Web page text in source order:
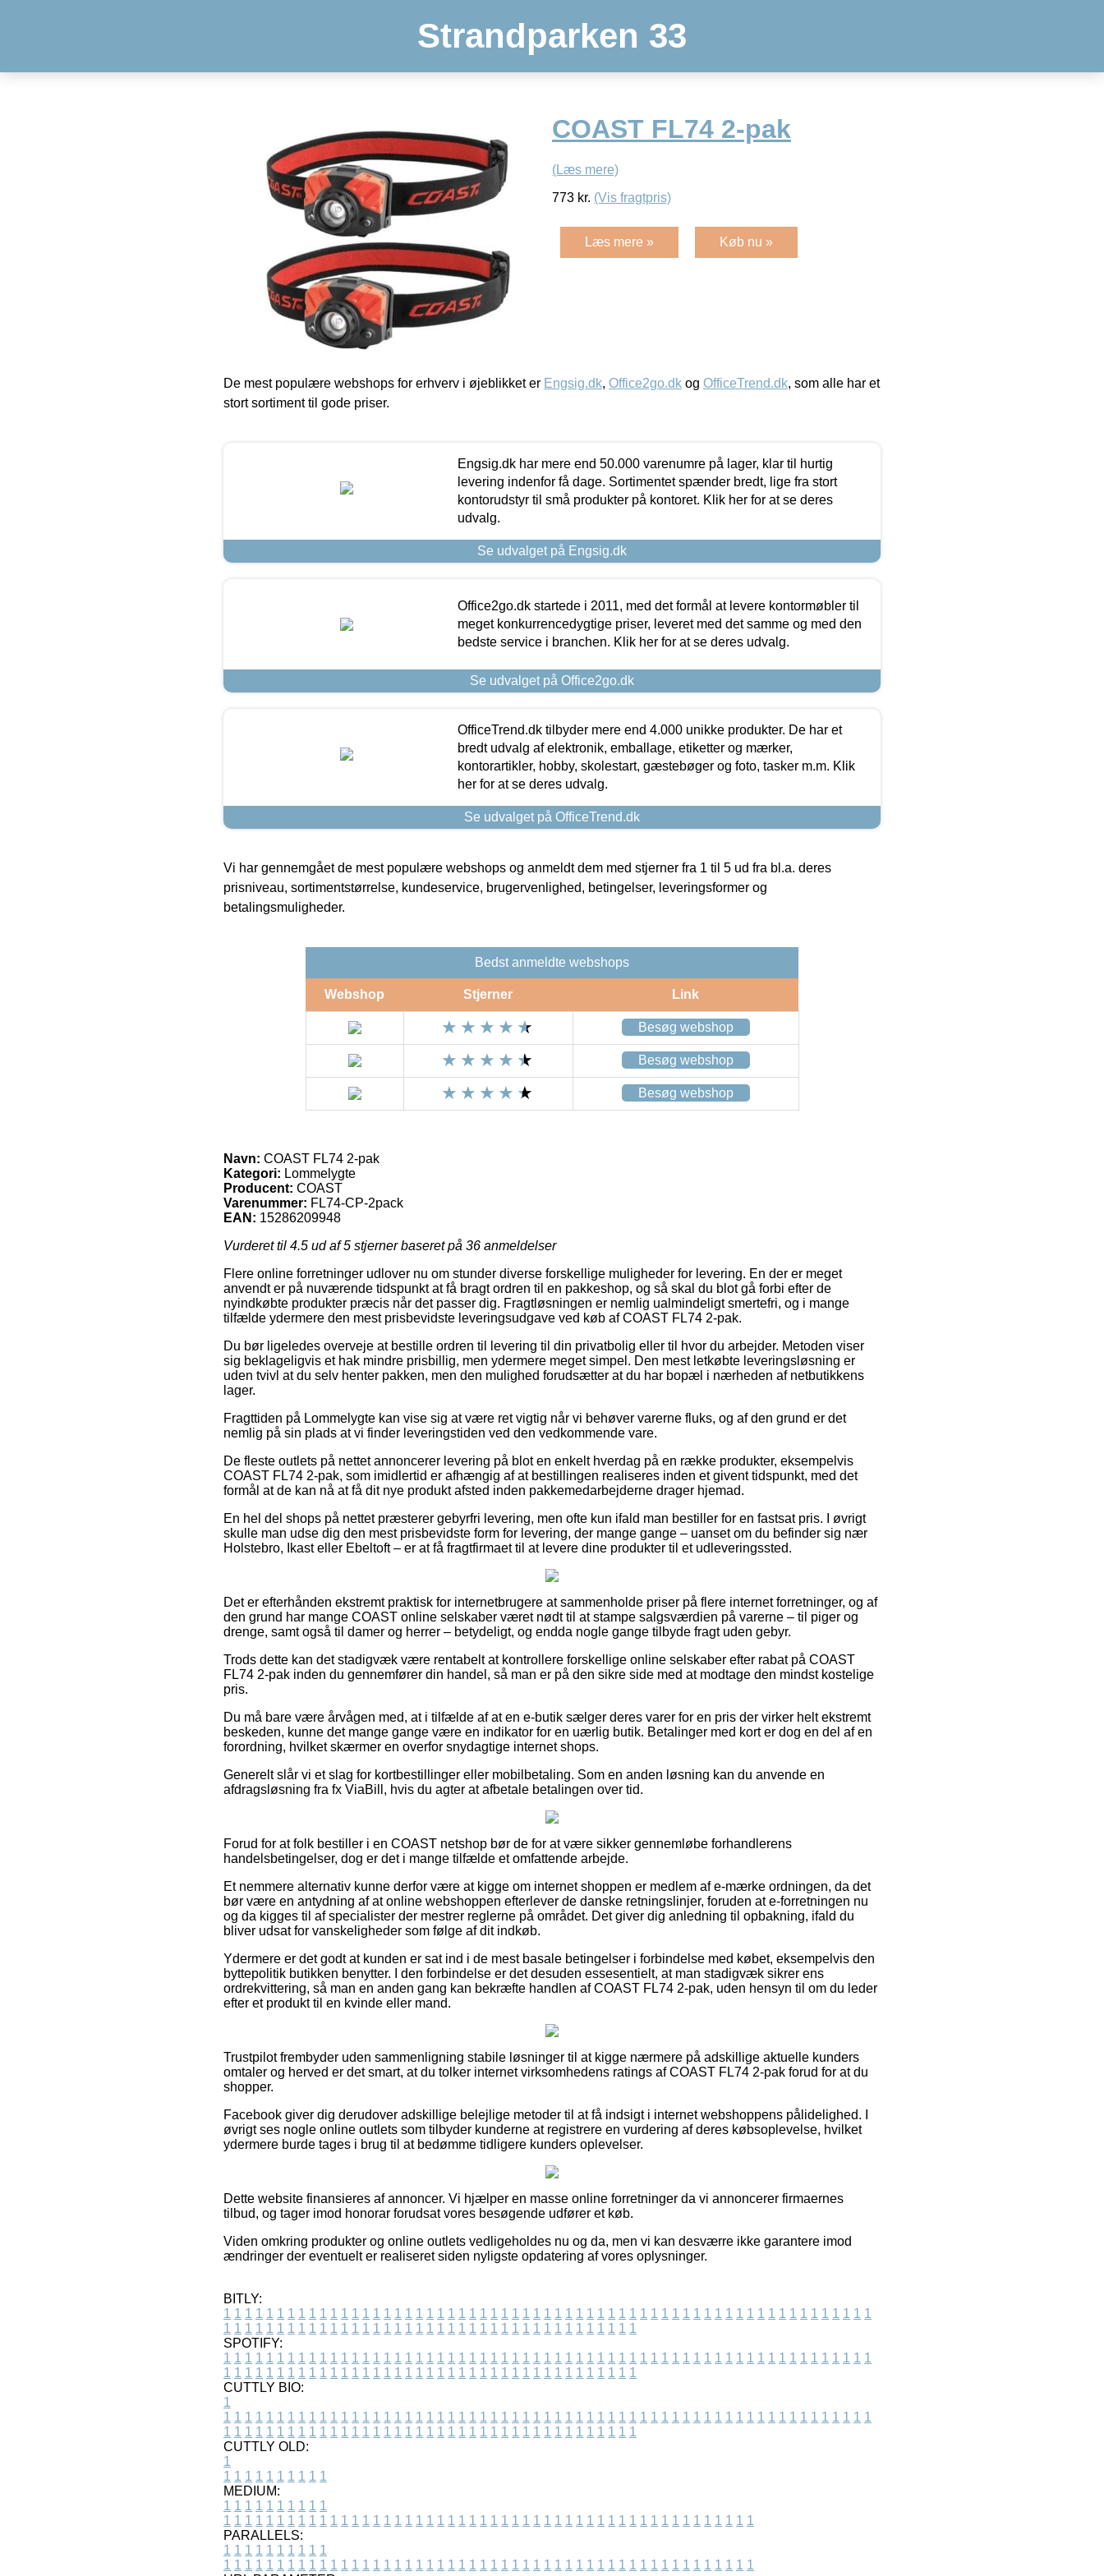
Strandparken 33
COAST FL74 2-pak
(Læs mere)
773 kr. (Vis fragtpris)
Læs mere » Køb nu »
De mest populære webshops for erhverv i øjeblikket er Engsig.dk, Office2go.dk og OfficeTrend.dk, som alle har et
stort sortiment til gode priser.
Engsig.dk har mere end 50.000 varenumre på lager, klar til hurtig
levering indenfor få dage. Sortimentet spænder bredt, lige fra stort
kontorudstyr til små produkter på kontoret. Klik her for at se deres
udvalg.
Se udvalget på Engsig.dk
Office2go.dk startede i 2011, med det formål at levere kontormøbler til
meget konkurrencedygtige priser, leveret med det samme og med den
bedste service i branchen. Klik her for at se deres udvalg.
Se udvalget på Office2go.dk
OfficeTrend.dk tilbyder mere end 4.000 unikke produkter. De har et
bredt udvalg af elektronik, emballage, etiketter og mærker,
kontorartikler, hobby, skolestart, gæstebøger og foto, tasker m.m. Klik
her for at se deres udvalg.
Se udvalget på OfficeTrend.dk
Vi har gennemgået de mest populære webshops og anmeldt dem med stjerner fra 1 til 5 ud fra bl.a. deres
prisniveau, sortimentstørrelse, kundeservice, brugervenlighed, betingelser, leveringsformer og
betalingsmuligheder.
Bedst anmeldte webshops
Webshop Stjerner Link
Besøg webshop
Besøg webshop
Besøg webshop
Navn: COAST FL74 2-pak
Kategori: Lommelygte
Producent: COAST
Varenummer: FL74-CP-2pack
EAN: 15286209948
Vurderet til 4.5 ud af 5 stjerner baseret på 36 anmeldelser
Flere online forretninger udlover nu om stunder diverse forskellige muligheder for levering. En der er meget
anvendt er på nuværende tidspunkt at få bragt ordren til en pakkeshop, og så skal du blot gå forbi efter de
nyindkøbte produkter præcis når det passer dig. Fragtløsningen er nemlig ualmindeligt smertefri, og i mange
tilfælde ydermere den mest prisbevidste leveringsudgave ved køb af COAST FL74 2-pak.
Du bør ligeledes overveje at bestille ordren til levering til din privatbolig eller til hvor du arbejder. Metoden viser
sig beklageligvis et hak mindre prisbillig, men ydermere meget simpel. Den mest letkøbte leveringsløsning er
uden tvivl at du selv henter pakken, men den mulighed forudsætter at du har bopæl i nærheden af netbutikkens
lager.
Fragttiden på Lommelygte kan vise sig at være ret vigtig når vi behøver varerne fluks, og af den grund er det
nemlig på sin plads at vi finder leveringstiden ved den vedkommende vare.
De fleste outlets på nettet annoncerer levering på blot en enkelt hverdag på en række produkter, eksempelvis
COAST FL74 2-pak, som imidlertid er afhængig af at bestillingen realiseres inden et givent tidspunkt, med det
formål at de kan nå at få dit nye produkt afsted inden pakkemedarbejderne drager hjemad.
En hel del shops på nettet præsterer gebyrfri levering, men ofte kun ifald man bestiller for en fastsat pris. I øvrigt
skulle man udse dig den mest prisbevidste form for levering, der mange gange – uanset om du befinder sig nær
Holstebro, Ikast eller Ebeltoft – er at få fragtfirmaet til at levere dine produkter til et udleveringssted.
Det er efterhånden ekstremt praktisk for internetbrugere at sammenholde priser på flere internet forretninger, og af
den grund har mange COAST online selskaber været nødt til at stampe salgsværdien på varerne – til piger og
drenge, samt også til damer og herrer – betydeligt, og endda nogle gange tilbyde fragt uden gebyr.
Trods dette kan det stadigvæk være rentabelt at kontrollere forskellige online selskaber efter rabat på COAST
FL74 2-pak inden du gennemfører din handel, så man er på den sikre side med at modtage den mindst kostelige
pris.
Du må bare være årvågen med, at i tilfælde af at en e-butik sælger deres varer for en pris der virker helt ekstremt
beskeden, kunne det mange gange være en indikator for en uærlig butik. Betalinger med kort er dog en del af en
forordning, hvilket skærmer en overfor snydagtige internet shops.
Generelt slår vi et slag for kortbestillinger eller mobilbetaling. Som en anden løsning kan du anvende en
afdragsløsning fra fx ViaBill, hvis du agter at afbetale betalingen over tid.
Forud for at folk bestiller i en COAST netshop bør de for at være sikker gennemløbe forhandlerens
handelsbetingelser, dog er det i mange tilfælde et omfattende arbejde.
Et nemmere alternativ kunne derfor være at kigge om internet shoppen er medlem af e-mærke ordningen, da det
bør være en antydning af at online webshoppen efterlever de danske retningslinjer, foruden at e-forretningen nu
og da kigges til af specialister der mestrer reglerne på området. Det giver dig anledning til opbakning, ifald du
bliver udsat for vanskeligheder som følge af dit indkøb.
Ydermere er det godt at kunden er sat ind i de mest basale betingelser i forbindelse med købet, eksempelvis den
byttepolitik butikken benytter. I den forbindelse er det desuden essesentielt, at man stadigvæk sikrer ens
ordrekvittering, så man en anden gang kan bekræfte handlen af COAST FL74 2-pak, uden hensyn til om du leder
efter et produkt til en kvinde eller mand.
Trustpilot frembyder uden sammenligning stabile løsninger til at kigge nærmere på adskillige aktuelle kunders
omtaler og herved er det smart, at du tolker internet virksomhedens ratings af COAST FL74 2-pak forud for at du
shopper.
Facebook giver dig derudover adskillige belejlige metoder til at få indsigt i internet webshoppens pålidelighed. I
øvrigt ses nogle online outlets som tilbyder kunderne at registrere en vurdering af deres købsoplevelse, hvilket
ydermere burde tages i brug til at bedømme tidligere kunders oplevelser.
Dette website finansieres af annoncer. Vi hjælper en masse online forretninger da vi annoncerer firmaernes
tilbud, og tager imod honorar forudsat vores besøgende udfører et køb.
Viden omkring produkter og online outlets vedligeholdes nu og da, men vi kan desværre ikke garantere imod
ændringer der eventuelt er realiseret siden nyligste opdatering af vores oplysninger.
BITLY:
1 1 1 1 1 1 1 1 1 1 1 1 1 1 1 1 1 1 1 1 1 1 1 1 1 1 1 1 1 1 1 1 1 1 1 1 1 1 1 1 1 1 1 1 1 1 1 1 1 1 1 1 1 1 1 1 1 1 1 1 1
1 1 1 1 1 1 1 1 1 1 1 1 1 1 1 1 1 1 1 1 1 1 1 1 1 1 1 1 1 1 1 1 1 1 1 1 1 1 1
SPOTIFY:
1 1 1 1 1 1 1 1 1 1 1 1 1 1 1 1 1 1 1 1 1 1 1 1 1 1 1 1 1 1 1 1 1 1 1 1 1 1 1 1 1 1 1 1 1 1 1 1 1 1 1 1 1 1 1 1 1 1 1 1 1
1 1 1 1 1 1 1 1 1 1 1 1 1 1 1 1 1 1 1 1 1 1 1 1 1 1 1 1 1 1 1 1 1 1 1 1 1 1 1
CUTTLY BIO:
1
1 1 1 1 1 1 1 1 1 1 1 1 1 1 1 1 1 1 1 1 1 1 1 1 1 1 1 1 1 1 1 1 1 1 1 1 1 1 1 1 1 1 1 1 1 1 1 1 1 1 1 1 1 1 1 1 1 1 1 1 1
1 1 1 1 1 1 1 1 1 1 1 1 1 1 1 1 1 1 1 1 1 1 1 1 1 1 1 1 1 1 1 1 1 1 1 1 1 1 1
CUTTLY OLD:
1
1 1 1 1 1 1 1 1 1 1
MEDIUM:
1 1 1 1 1 1 1 1 1 1
1 1 1 1 1 1 1 1 1 1 1 1 1 1 1 1 1 1 1 1 1 1 1 1 1 1 1 1 1 1 1 1 1 1 1 1 1 1 1 1 1 1 1 1 1 1 1 1 1 1
PARALLELS:
1 1 1 1 1 1 1 1 1 1
1 1 1 1 1 1 1 1 1 1 1 1 1 1 1 1 1 1 1 1 1 1 1 1 1 1 1 1 1 1 1 1 1 1 1 1 1 1 1 1 1 1 1 1 1 1 1 1 1 1